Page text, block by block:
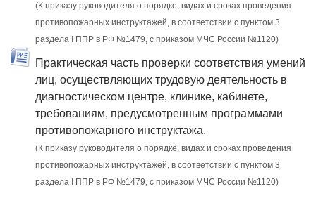
(К приказу руководителя о порядке, видах и сроках проведения
противопожарных инструктажей, в соответствии с пунктом 3
раздела I ППР в РФ №1479, с приказом МЧС России №1120)
Практическая часть проверки соответствия умений
лиц, осуществляющих трудовую деятельность в
диагностическом центре, клинике, кабинете,
требованиям, предусмотренным программами
противопожарного инструктажа.
(К приказу руководителя о порядке, видах и сроках проведения
противопожарных инструктажей, в соответствии с пунктом 3
раздела I ППР в РФ №1479, с приказом МЧС России №1120)